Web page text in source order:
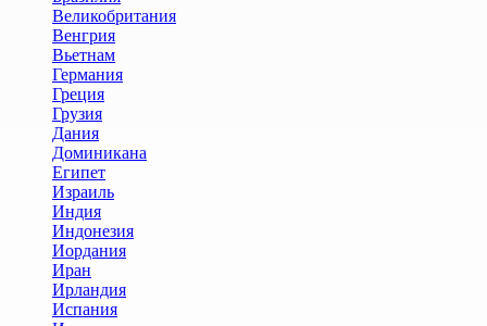
Великобритания
Венгрия
Вьетнам
Германия
Греция
Грузия
Дания
Доминикана
Египет
Израиль
Индия
Индонезия
Иордания
Иран
Ирландия
Испания